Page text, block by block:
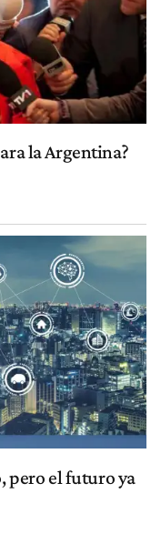
la Argentina?
pero el futuro ya